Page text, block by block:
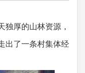
厚的山林资源，
出了一条村集体经